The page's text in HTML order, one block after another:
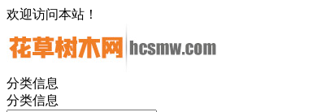
欢迎访问本站！
分类信息
分类信息